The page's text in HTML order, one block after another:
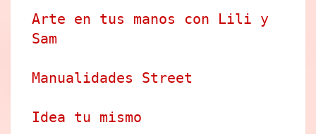
Arte en tus manos con Lili y
Sam
Manualidades Street
Idea tu mismo